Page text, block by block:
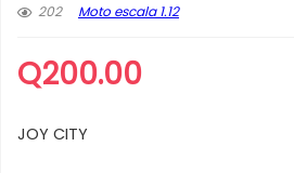
202
Moto escala 1.12
Q200.00
JOY CITY